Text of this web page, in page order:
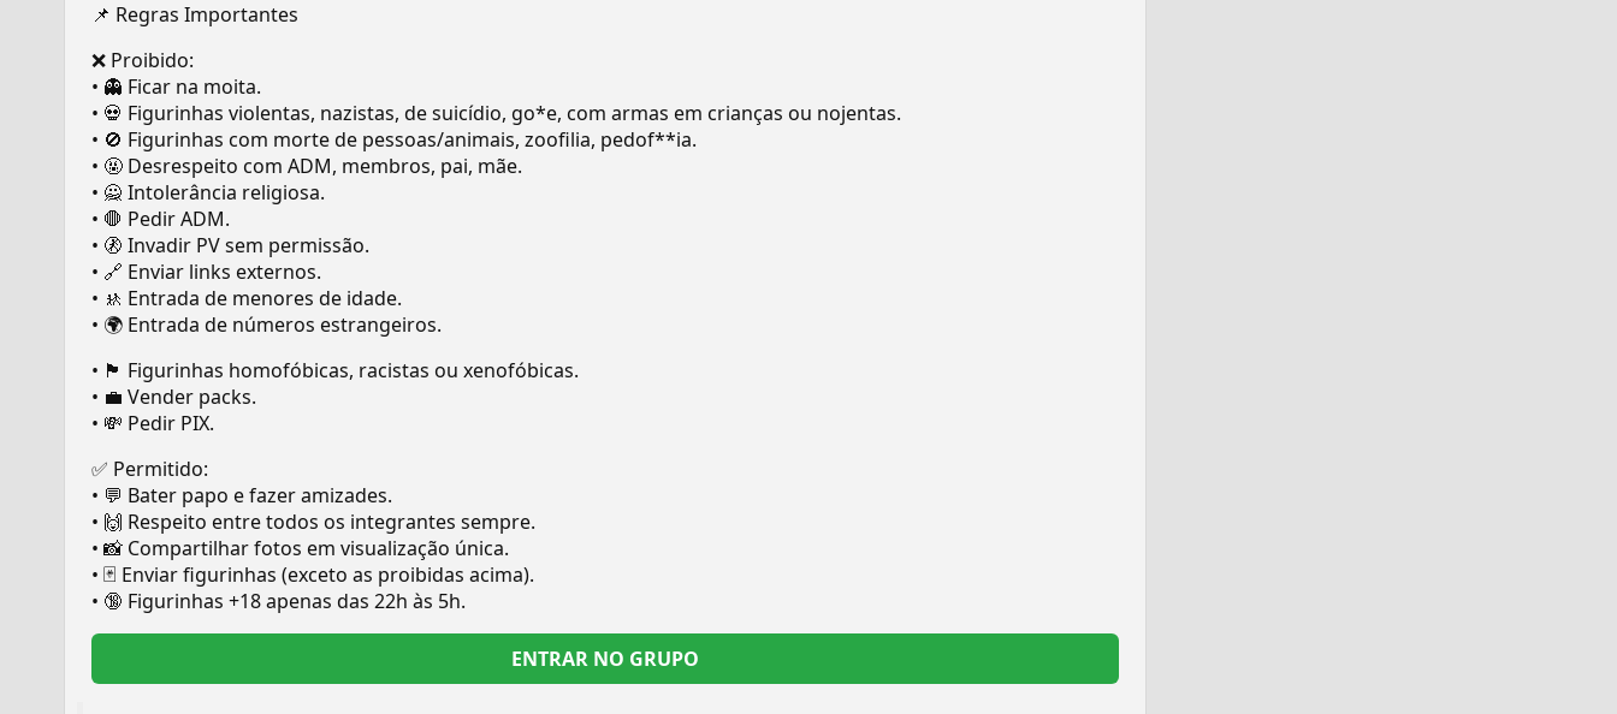
📌 Regras Importantes
❌ Proibido:
• 👻 Ficar na moita.
• 💀 Figurinhas violentas, nazistas, de suicídio, go*e, com armas em crianças ou nojentas.
• 🚫 Figurinhas com morte de pessoas/animais, zoofilia, pedof**ia.
• 🤬 Desrespeito com ADM, membros, pai, mãe.
• 🙅 Intolerância religiosa.
• 🛑 Pedir ADM.
• 🚷 Invadir PV sem permissão.
• 🔗 Enviar links externos.
• 🚸 Entrada de menores de idade.
• 🌍 Entrada de números estrangeiros.
• 🏴 Figurinhas homofóbicas, racistas ou xenofóbicas.
• 💼 Vender packs.
• 💸 Pedir PIX.
✅ Permitido:
• 💬 Bater papo e fazer amizades.
• 🙌 Respeito entre todos os integrantes sempre.
• 📸 Compartilhar fotos em visualização única.
• 🃏 Enviar figurinhas (exceto as proibidas acima).
• 🔞 Figurinhas +18 apenas das 22h às 5h.
ENTRAR NO GRUPO